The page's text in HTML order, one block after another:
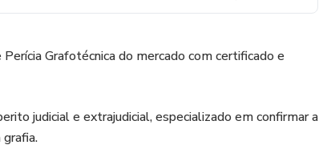
Grafotécnica do mercado com certificado e
judicial e extrajudicial, especializado em confirmar a